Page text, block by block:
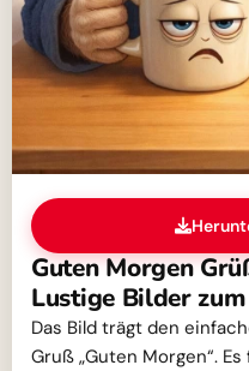
Guten Morgen
Lustige Bilder
Das Bild trägt den
Gruß „Guten Morgen“.